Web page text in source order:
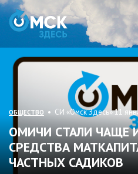
ОБЩЕСТВО • СИ «Омск Здесь» 11
ОМИЧИ СТАЛИ ЧАЩЕ
СРЕДСТВА
ЧАСТНЫХ САДИКОВ